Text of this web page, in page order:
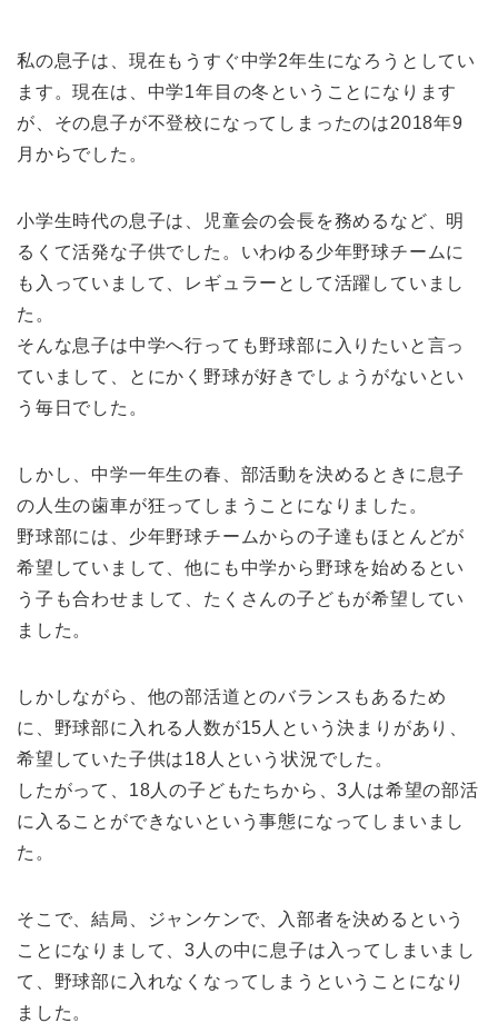
私の息子は、現在もうすぐ中学2年生になろうとしてい
ます。現在は、中学1年目の冬ということになります
が、その息子が不登校になってしまったのは2018年9
月からでした。
小学生時代の息子は、児童会の会長を務めるなど、明
るくて活発な子供でした。いわゆる少年野球チームに
も入っていまして、レギュラーとして活躍していまし
た。
そんな息子は中学へ行っても野球部に入りたいと言っ
ていまして、とにかく野球が好きでしょうがないとい
う毎日でした。
しかし、中学一年生の春、部活動を決めるときに息子
の人生の歯車が狂ってしまうことになりました。
野球部には、少年野球チームからの子達もほとんどが
希望していまして、他にも中学から野球を始めるとい
う子も合わせまして、たくさんの子どもが希望してい
ました。
しかしながら、他の部活道とのバランスもあるため
に、野球部に入れる人数が15人という決まりがあり、
希望していた子供は18人という状況でした。
したがって、18人の子どもたちから、3人は希望の部活
に入ることができないという事態になってしまいまし
た。
そこで、結局、ジャンケンで、入部者を決めるという
ことになりまして、3人の中に息子は入ってしまいまし
て、野球部に入れなくなってしまうということになり
ました。